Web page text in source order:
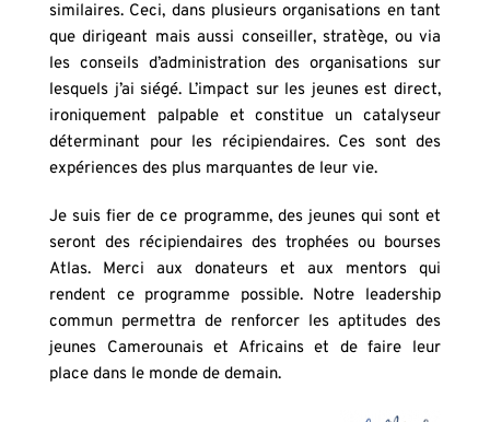
similaires. Ceci, dans plusieurs organisations en tant
que dirigeant mais aussi conseiller, stratège, ou via
les conseils d’administration des organisations sur
lesquels j’ai siégé. L’impact sur les jeunes est direct,
ironiquement palpable et constitue un catalyseur
déterminant pour les récipiendaires. Ces sont des
expériences des plus marquantes de leur vie.
Je suis fier de ce programme, des jeunes qui sont et
seront des récipiendaires des trophées ou bourses
Atlas. Merci aux donateurs et aux mentors qui
rendent ce programme possible. Notre leadership
commun permettra de renforcer les aptitudes des
jeunes Camerounais et Africains et de faire leur
place dans le monde de demain.